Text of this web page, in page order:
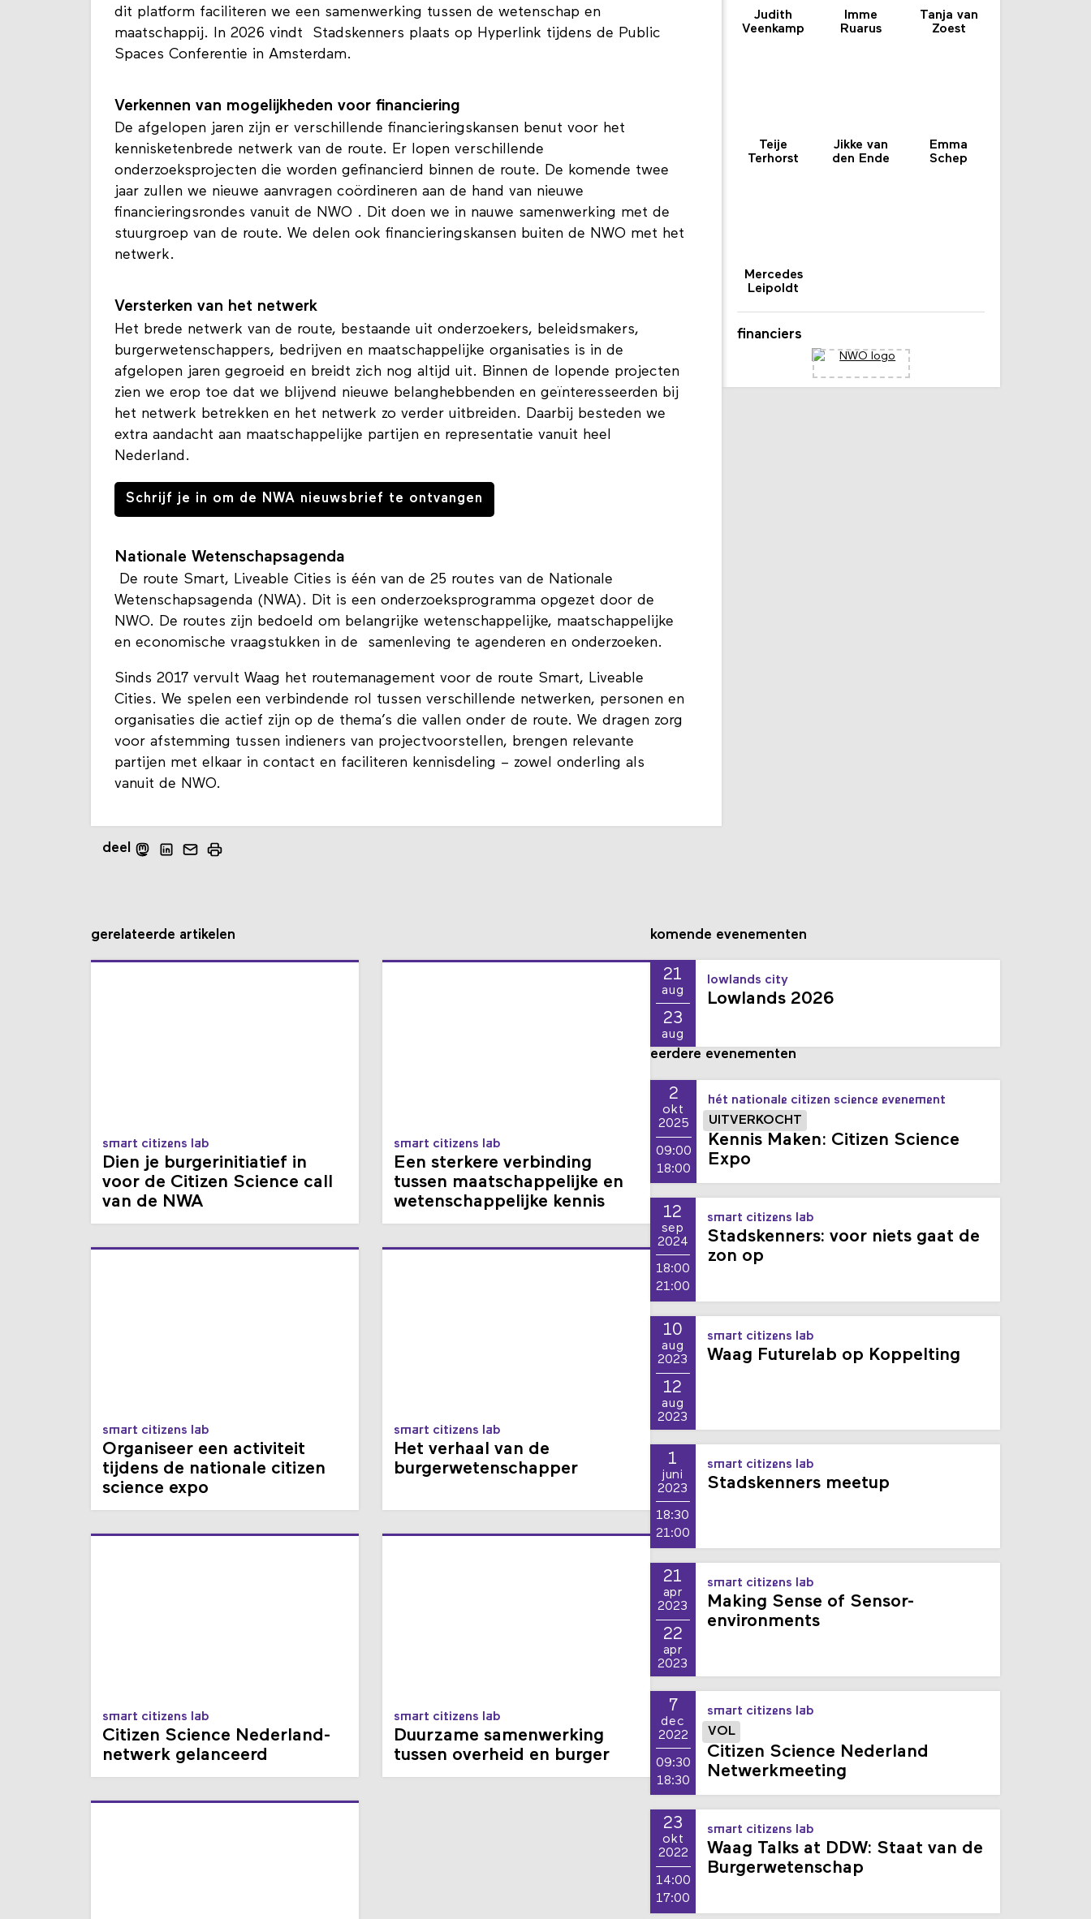
wetenschappers samenkomen rondom het thema “slimme, leefbare steden”. Met
dit platform faciliteren we een samenwerking tussen de wetenschap en
maatschappij. In 2026 vindt Stadskenners plaats op Hyperlink tijdens de Public
Verkennen van mogelijkheden voor financiering
De afgelopen jaren zijn er verschillende financieringskansen benut voor het
kennisketenbrede netwerk van de route. Er lopen verschillende
onderzoeksprojecten die worden gefinancierd binnen de route. De komende twee
jaar zullen we nieuwe aanvragen coördineren aan de hand van nieuwe
financieringsrondes vanuit de NWO . Dit doen we in nauwe samenwerking met de
stuurgroep van de route. We delen ook financieringskansen buiten de NWO met het
Versterken van het netwerk
Het brede netwerk van de route, bestaande uit onderzoekers, beleidsmakers,
burgerwetenschappers, bedrijven en maatschappelijke organisaties is in de
afgelopen jaren gegroeid en breidt zich nog altijd uit. Binnen de lopende projecten
zien we erop toe dat we blijvend nieuwe belanghebbenden en geïnteresseerden bij
het netwerk betrekken en het netwerk zo verder uitbreiden. Daarbij besteden we
extra aandacht aan maatschappelijke partijen en representatie vanuit heel
Schrijf je in om de NWA nieuwsbrief te ontvangen
Nationale Wetenschapsagenda
De route Smart, Liveable Cities is één van de 25 routes van de Nationale
Wetenschapsagenda (NWA). Dit is een onderzoeksprogramma opgezet door de
NWO. De routes zijn bedoeld om belangrijke wetenschappelijke, maatschappelijke
Sinds 2017 vervult Waag het routemanagement voor de route Smart, Liveable
Cities. We spelen een verbindende rol tussen verschillende netwerken, personen en
organisaties die actief zijn op de thema’s die vallen onder de route. We dragen zorg
voor afstemming tussen indieners van projectvoorstellen, brengen relevante
partijen met elkaar in contact en faciliteren kennisdeling – zowel onderling als
Judith
Imme
Tanja van
Teije
Jikke van
Emma
Mercedes
Leipoldt
smart citizens lab
Dien je burgerinitiatief in
voor de Citizen Science call
van de NWA
smart citizens lab
Een sterkere verbinding
tussen maatschappelijke en
wetenschappelijke kennis
smart citizens lab
Organiseer een activiteit
tijdens de nationale citizen
science expo
smart citizens lab
Het verhaal van de
smart citizens lab
Citizen Science Nederland-
netwerk gelanceerd
smart citizens lab
Duurzame samenwerking
tussen overheid en burger
21
aug
23
aug
lowlands city
2
okt
2025
09:00
hét nationale citizen science evenement
UITVERKOCHT
Kennis Maken: Citizen Science
Expo
12
sep
2024
18:00
smart citizens lab
Stadskenners: voor niets gaat de
10
aug
2023
12
aug
smart citizens lab
1
juni
2023
18:30
smart citizens lab
21
apr
2023
22
apr
smart citizens lab
Making Sense of Sensor-
7
dec
2022
09:30
smart citizens lab
VOL
Citizen Science Nederland
Netwerkmeeting
23
okt
2022
14:00
smart citizens lab
Waag Talks at DDW: Staat van de